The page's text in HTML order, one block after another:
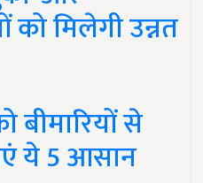
को मिलेगी उन्नत
से
ये 5 आसान